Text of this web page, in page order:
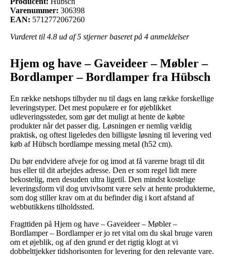
Varenummer: 306398
EAN: 5712772067260
Vurderet til 4.8 ud af 5 stjerner baseret på 4 anmeldelser
Hjem og have – Gaveideer – Møbler –
Bordlamper – Bordlamper fra Hübsch
En række netshops tilbyder nu til dags en lang række forskellige
leveringstyper. Det mest populære er for øjeblikket
udleveringssteder, som gør det muligt at hente de købte
produkter når det passer dig. Løsningen er nemlig vældig
praktisk, og oftest ligeledes den billigste løsning til levering ved
køb af Hübsch bordlampe messing metal (h52 cm).
Du bør endvidere afveje for og imod at få varerne bragt til dit
hus eller til dit arbejdes adresse. Den er som regel lidt mere
bekostelig, men desuden ultra ligetil. Den mindst kostelige
leveringsform vil dog utvivlsomt være selv at hente produkterne,
som dog stiller krav om at du befinder dig i kort afstand af
webbutikkens tilholdssted.
Fragttiden på Hjem og have – Gaveideer – Møbler –
Bordlamper – Bordlamper er jo ret vital om du skal bruge varen
om et øjeblik, og af den grund er det rigtig klogt at vi
dobbelttjekker tidshorisonten for levering for den relevante vare.